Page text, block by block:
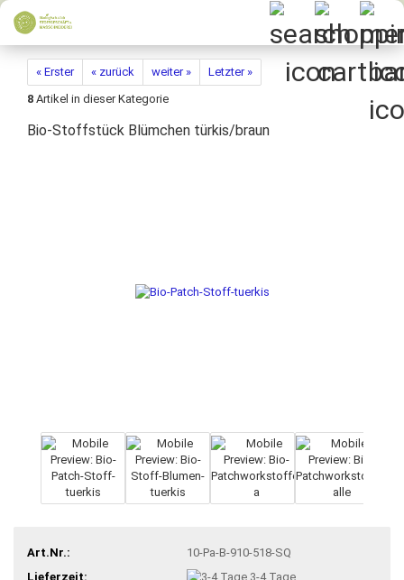
« Erster « zurück weiter »
Letzter »
8 Artikel in dieser Kategorie
Bio-Stoffstück Blümchen türkis/braun
Art.Nr.:
10-Pa-B-910-518-SQ
Lieferzeit:
3-4 Tage